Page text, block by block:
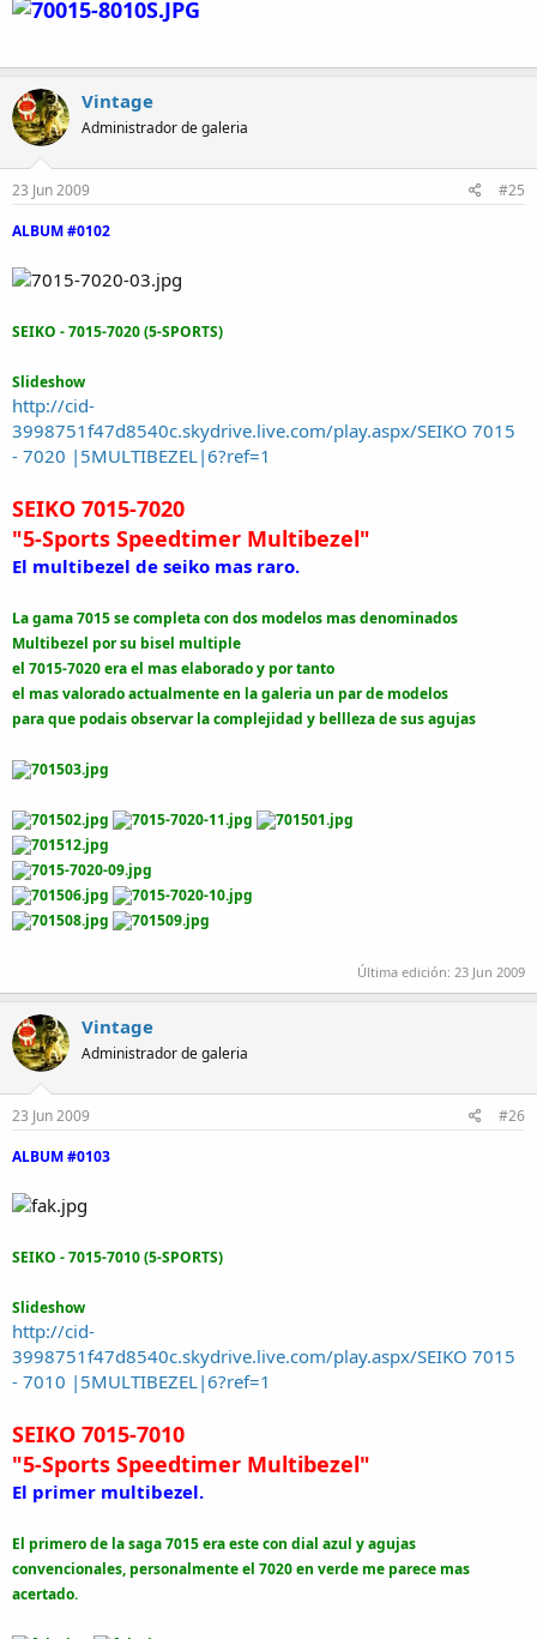
Vintage
Administrador de galeria
23 Jun 2009
#25
ALBUM #0102
SEIKO - 7015-7020 (5-SPORTS)
Slideshow
http://cid-
3998751f47d8540c.skydrive.live.com/play.aspx/SEIKO 7015
- 7020 |5MULTIBEZEL|6?ref=1
SEIKO 7015-7020
"5-Sports Speedtimer Multibezel"
El multibezel de seiko mas raro.
La gama 7015 se completa con dos modelos mas denominados
Multibezel por su bisel multiple
el 7015-7020 era el mas elaborado y por tanto
el mas valorado actualmente en la galeria un par de modelos
para que podais observar la complejidad y bellleza de sus agujas
Última edición: 23 Jun 2009
Vintage
Administrador de galeria
23 Jun 2009
#26
ALBUM #0103
SEIKO - 7015-7010 (5-SPORTS)
Slideshow
http://cid-
3998751f47d8540c.skydrive.live.com/play.aspx/SEIKO 7015
- 7010 |5MULTIBEZEL|6?ref=1
SEIKO 7015-7010
"5-Sports Speedtimer Multibezel"
El primer multibezel.
El primero de la saga 7015 era este con dial azul y agujas
convencionales, personalmente el 7020 en verde me parece mas
acertado.